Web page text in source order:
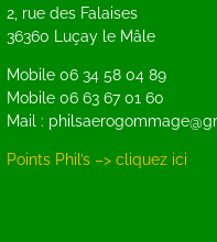
2, rue des Falaises
36360 Luçay le Mâle
Mobile 06 34 58 04 89
Mobile 06 63 67 01 60
Mail :
Points Phil’s –> cliquez ici